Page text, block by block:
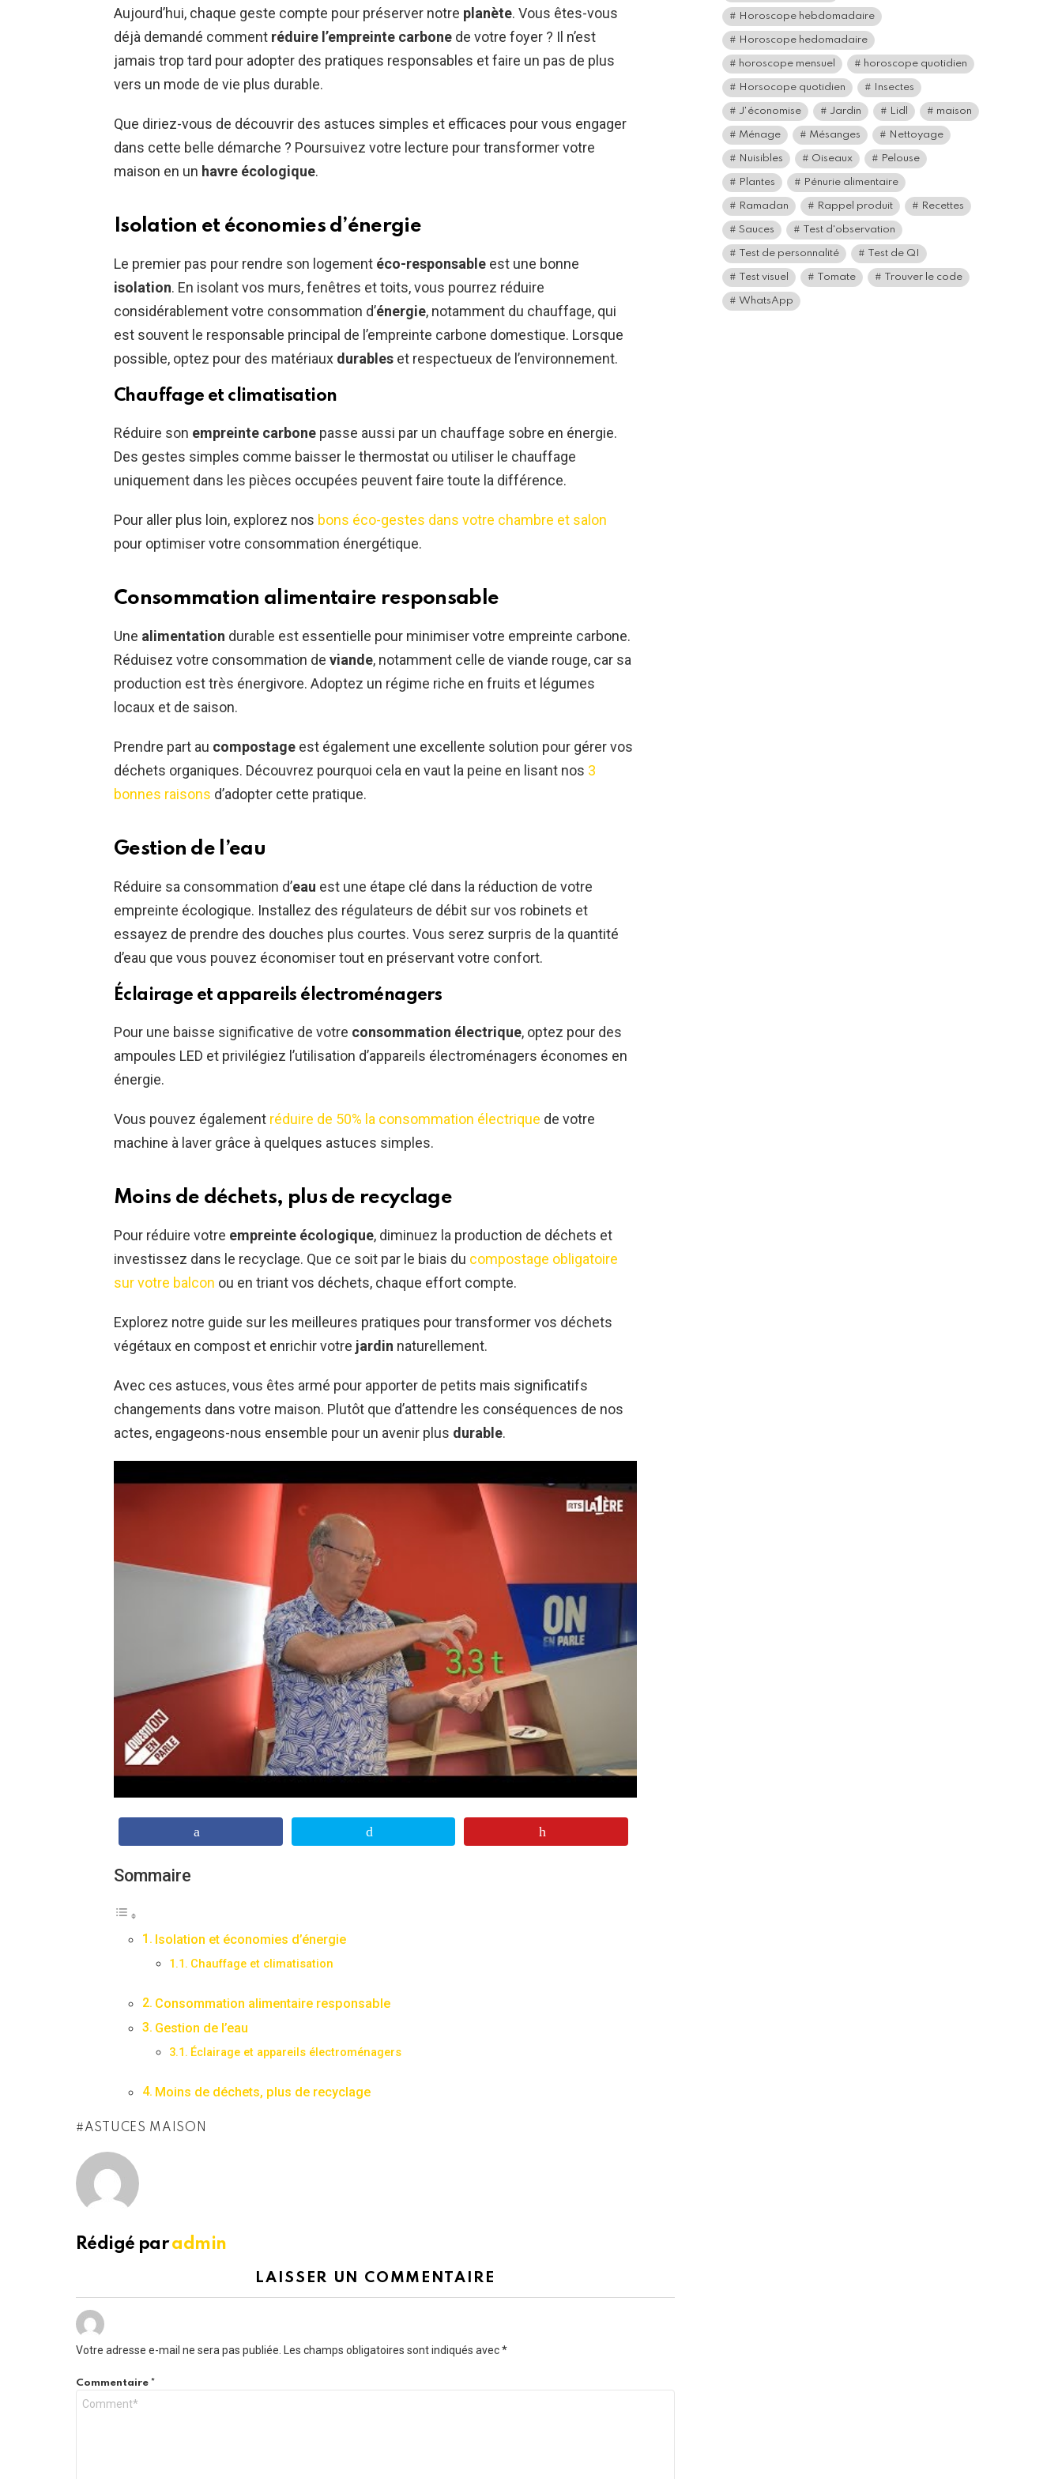
Aujourd’hui, chaque geste compte pour préserver notre planète. Vous êtes-vous
déjà demandé comment réduire l’empreinte carbone de votre foyer ? Il n’est
jamais trop tard pour adopter des pratiques responsables et faire un pas de plus
vers un mode de vie plus durable.
Que diriez-vous de découvrir des astuces simples et efficaces pour vous engager
dans cette belle démarche ? Poursuivez votre lecture pour transformer votre
maison en un havre écologique.
Isolation et économies d’énergie
Le premier pas pour rendre son logement éco-responsable est une bonne
isolation. En isolant vos murs, fenêtres et toits, vous pourrez réduire
considérablement votre consommation d’énergie, notamment du chauffage, qui
est souvent le responsable principal de l’empreinte carbone domestique. Lorsque
possible, optez pour des matériaux durables et respectueux de l’environnement.
Chauffage et climatisation
Réduire son empreinte carbone passe aussi par un chauffage sobre en énergie.
Des gestes simples comme baisser le thermostat ou utiliser le chauffage
uniquement dans les pièces occupées peuvent faire toute la différence.
Pour aller plus loin, explorez nos bons éco-gestes dans votre chambre et salon
pour optimiser votre consommation énergétique.
Consommation alimentaire responsable
Une alimentation durable est essentielle pour minimiser votre empreinte carbone.
Réduisez votre consommation de viande, notamment celle de viande rouge, car sa
production est très énergivore. Adoptez un régime riche en fruits et légumes
locaux et de saison.
Prendre part au compostage est également une excellente solution pour gérer vos
déchets organiques. Découvrez pourquoi cela en vaut la peine en lisant nos 3
bonnes raisons d’adopter cette pratique.
Gestion de l’eau
Réduire sa consommation d’eau est une étape clé dans la réduction de votre
empreinte écologique. Installez des régulateurs de débit sur vos robinets et
essayez de prendre des douches plus courtes. Vous serez surpris de la quantité
d’eau que vous pouvez économiser tout en préservant votre confort.
Éclairage et appareils électroménagers
Pour une baisse significative de votre consommation électrique, optez pour des
ampoules LED et privilégiez l’utilisation d’appareils électroménagers économes en
énergie.
Vous pouvez également réduire de 50% la consommation électrique de votre
machine à laver grâce à quelques astuces simples.
Moins de déchets, plus de recyclage
Pour réduire votre empreinte écologique, diminuez la production de déchets et
investissez dans le recyclage. Que ce soit par le biais du compostage obligatoire
sur votre balcon ou en triant vos déchets, chaque effort compte.
Explorez notre guide sur les meilleures pratiques pour transformer vos déchets
végétaux en compost et enrichir votre jardin naturellement.
Avec ces astuces, vous êtes armé pour apporter de petits mais significatifs
changements dans votre maison. Plutôt que d’attendre les conséquences de nos
actes, engageons-nous ensemble pour un avenir plus durable.
Sommaire
Isolation et économies d’énergie
Chauffage et climatisation
Consommation alimentaire responsable
Gestion de l’eau
Éclairage et appareils électroménagers
Moins de déchets, plus de recyclage
ASTUCES MAISON
Rédigé paradmin
LAISSER UN COMMENTAIRE
Votre adresse e-mail ne sera pas publiée. Les champs obligatoires sont indiqués avec*
Commentaire *
Horoscope hebdomadaire
Horoscope hedomadaire
horoscope mensuel horoscope quotidien
Horsocope quotidien Insectes
J'économise Jardin Lidl maison
Ménage Mésanges Nettoyage
Nuisibles Oiseaux Pelouse
Plantes Pénurie alimentaire
Ramadan Rappel produit Recettes
Sauces Test d'observation
Test de personnalité Test de QI
Test visuel Tomate Trouver le code
WhatsApp